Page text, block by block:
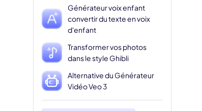
Générateur voix enfant
convertir du texte en voix
d'enfant
Transformer vos photos
dans le style Ghibli
Alternative du Générateur
Vidéo Veo 3